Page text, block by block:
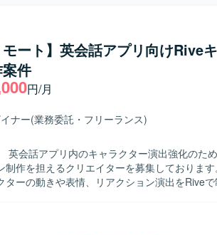
ート】英会話アプリ向けRive
件
円/月
ナー(業務委託・フリーランス)
英会話アプリ内のキャラクター演出強化のた
担えるクリエイターを募集しております。 【作業内容】 英会話アプリに
ターの動きや表情、リアクション演出をRive